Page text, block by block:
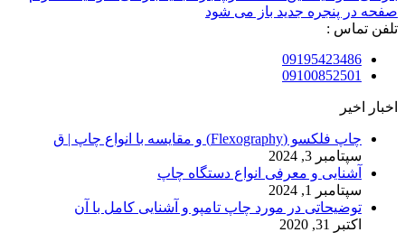
صفحه در پنجره جدید باز می شود
تلفن تماس :
09195423486
09100852501
اخبار اخیر
چاپ فلکسو (Flexography) و مقایسه با انواع چاپ | ق
سپتامبر 3, 2024
آشنایی و معرفی انواع دستگاه چاپ
سپتامبر 1, 2024
توضیحاتی در مورد چاپ تامپو و آشنایی کامل با آن
اکتبر 31, 2020